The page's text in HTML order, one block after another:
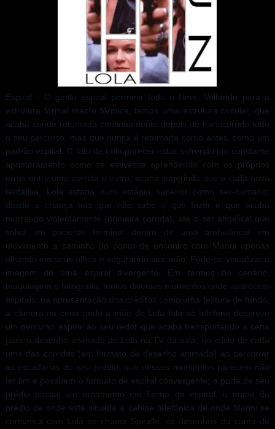
Espiral - O gesto espiral permeia todo o filme. Voltando para a
estrutura formal macro fórmica, temos uma estrutura circular, que
acaba sendo retomada continuamente depois de transcorrido todo
o seu percurso, mas que nunca é retomada como antes, como um
padrão espiral. O fato de Lola parecer estar sofrendo um constante
aprimoramento como se estivesse aprendendo com os próprios
erros entre uma corrida e outra, acaba sugerindo que a cada nova
tentativa, Lola estaria num estágio superior como ser-humano:
desde a criança tola que não sabe o que fazer e que acaba
morrendo violentamente (primeira corrida), até o ser angelical que
salva um paciente terminal dentro de uma ambulância em
movimento a caminho do ponto de encontro com Manni apenas
olhando em seus olhos e segurando sua mão. Pode-se visualizar a
imagem de uma espiral divergente. Em termos de cenário,
maquiagem e fotografia, temos diversos momentos onde aparecem
espirais: na apresentação dos créditos como uma textura de fundo;
a câmera na cena onde a mãe de Lola fala ao telefone descreve
um percurso espiral ao seu redor que acaba transportando a cena
para o desenho animado de Lola na TV da sala; no início de cada
uma das corridas (em formato de desenho animado) ao percorrer
as escadarias do seu prédio, que nesses momentos parecem não
ter fim e possuem o formato de espiral convergente; a porta de seu
prédio possui um ornamento em forma de espiral; o nome do
prédio de onde está situada a cabine telefônica de onde Manni se
comunica com Lola se chama Spiralle; os desenhos da cama de